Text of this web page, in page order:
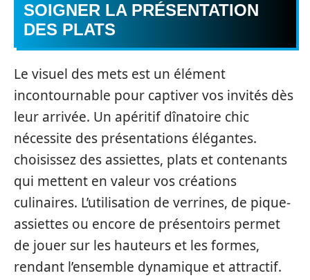
SOIGNER LA PRÉSENTATION
DES PLATS
Le visuel des mets est un élément
incontournable pour captiver vos invités dès
leur arrivée. Un apéritif dînatoire chic
nécessite des présentations élégantes.
choisissez des assiettes, plats et contenants
qui mettent en valeur vos créations
culinaires. L’utilisation de verrines, de pique-
assiettes ou encore de présentoirs permet
de jouer sur les hauteurs et les formes,
rendant l’ensemble dynamique et attractif.